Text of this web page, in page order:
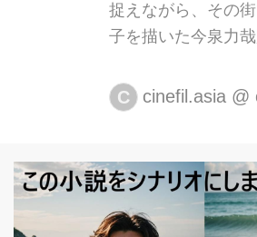
捉えながら、その
子を描いた今泉力
の荒川青を演じる
となる若葉竜也さ
たちを、穂志もえ
さん、古川琴音さ
が、それぞれ個性
C cinefil.asia @